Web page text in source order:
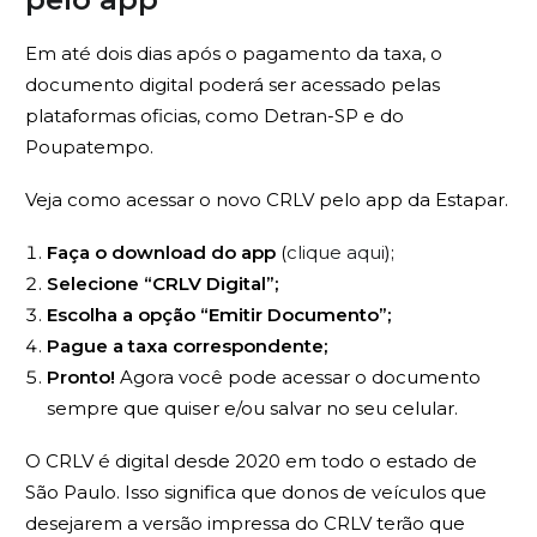
Em até dois dias após o pagamento da taxa, o
documento digital poderá ser acessado pelas
plataformas oficias, como Detran-SP e do
Poupatempo.
Veja como acessar o novo CRLV pelo app da Estapar.
Faça o download do app (clique aqui);
Selecione “CRLV Digital”;
Escolha a opção “Emitir Documento”;
Pague a taxa correspondente;
Pronto! Agora você pode acessar o documento
sempre que quiser e/ou salvar no seu celular.
O CRLV é digital desde 2020 em todo o estado de
São Paulo. Isso significa que donos de veículos que
desejarem a versão impressa do CRLV terão que